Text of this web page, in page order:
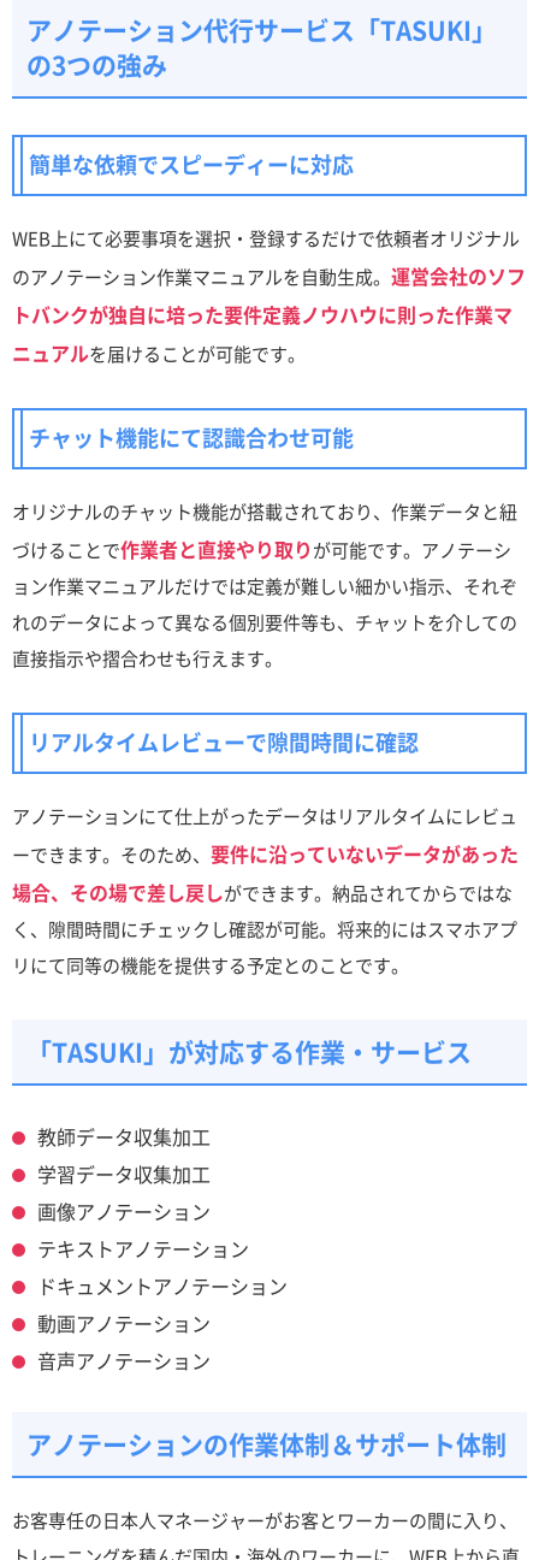
アノテーション代行サービス「TASUKI」
の3つの強み
簡単な依頼でスピーディーに対応
WEB上にて必要事項を選択・登録するだけで依頼者オリジナル
のアノテーション作業マニュアルを自動生成。 運営会社のソフ
トバンクが独自に培った要件定義ノウハウに則った作業マ
ニュアルを届けることが可能です。
チャット機能にて認識合わせ可能
オリジナルのチャット機能が搭載されており、作業データと紐
づけることで作業者と直接やり取りが可能です。アノテーシ
ョン作業マニュアルだけでは定義が難しい細かい指示、それぞ
れのデータによって異なる個別要件等も、チャットを介しての
直接指示や摺合わせも行えます。
リアルタイムレビューで隙間時間に確認
アノテーションにて仕上がったデータはリアルタイムにレビュ
ーできます。そのため、 要件に沿っていないデータがあった
場合、その場で差し戻しができます。納品されてからではな
く、隙間時間にチェックし確認が可能。将来的にはスマホアプ
リにて同等の機能を提供する予定とのことです。
「TASUKI」が対応する作業・サービス
教師データ収集加工
学習データ収集加工
画像アノテーション
テキストアノテーション
ドキュメントアノテーション
動画アノテーション
音声アノテーション
アノテーションの作業体制＆サポート体制
お客専任の日本人マネージャーがお客とワーカーの間に入り、